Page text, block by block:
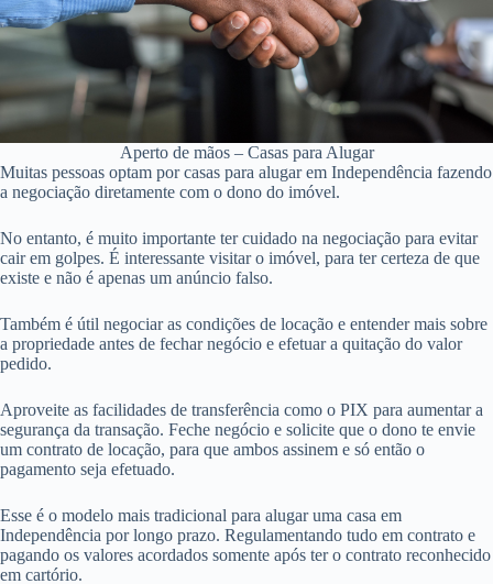
Aperto de mãos – Casas para Alugar
Muitas pessoas optam por casas para alugar em Independência fazendo
a negociação diretamente com o dono do imóvel.
No entanto, é muito importante ter cuidado na negociação para evitar
cair em golpes. É interessante visitar o imóvel, para ter certeza de que
existe e não é apenas um anúncio falso.
Também é útil negociar as condições de locação e entender mais sobre
a propriedade antes de fechar negócio e efetuar a quitação do valor
pedido.
Aproveite as facilidades de transferência como o PIX para aumentar a
segurança da transação. Feche negócio e solicite que o dono te envie
um contrato de locação, para que ambos assinem e só então o
pagamento seja efetuado.
Esse é o modelo mais tradicional para alugar uma casa em
Independência por longo prazo. Regulamentando tudo em contrato e
pagando os valores acordados somente após ter o contrato reconhecido
em cartório.